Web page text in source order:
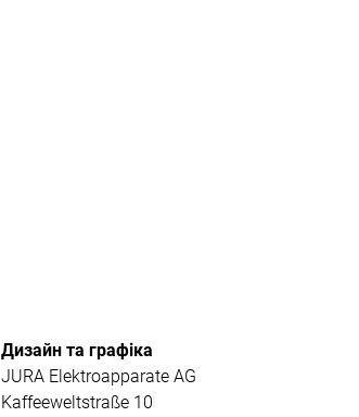
Дизайн та графіка
JURA Elektroapparate AG
Kaffeeweltstraße 10